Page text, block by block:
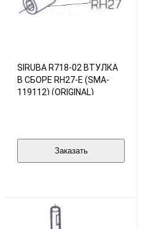
SIRUBA R718-02 ВТУЛКА
В СБОРЕ RH27-E (SMA-
119112) (ORIGINAL)
Заказать